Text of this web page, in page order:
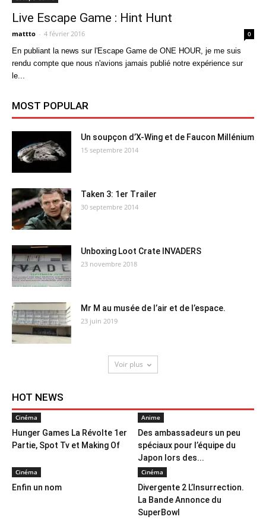
Live Escape Game : Hint Hunt
mattto - 4 février 2016 0
En publiant la news sur l'Escape Game de ONE HOUR, je me suis
rendu compte que nous n'avions jamais publié notre expérience sur
le...
MOST POPULAR
Un soupçon d’X-Wing et de Faucon Millénium
15 septembre 2014
Taken 3: 1er Trailer
30 septembre 2014
Unboxing Loot Crate INVADERS
23 novembre 2018
Mr M au musée de l’air et de l’espace.
23 juin 2019
Voir plus
HOT NEWS
Cinéma
Hunger Games La Révolte 1er
Partie, Spot Tv et Making Of
Anime
Des ambassadeurs un peu
spéciaux pour l’équipe du
Japon lors des...
Cinéma
Enfin un nom
Cinéma
Divergente 2 L’Insurrection.
La Bande Annonce du
SuperBowl